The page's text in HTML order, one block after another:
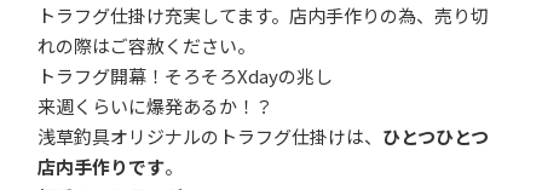
トラフグ仕掛け充実してます。店内手作りの為、売り切
れの際はご容赦ください。
トラフグ開幕！そろそろXdayの兆し
来週くらいに爆発あるか！？
浅草釣具オリジナルのトラフグ仕掛けは、 ひとつひとつ
店内手作りです。